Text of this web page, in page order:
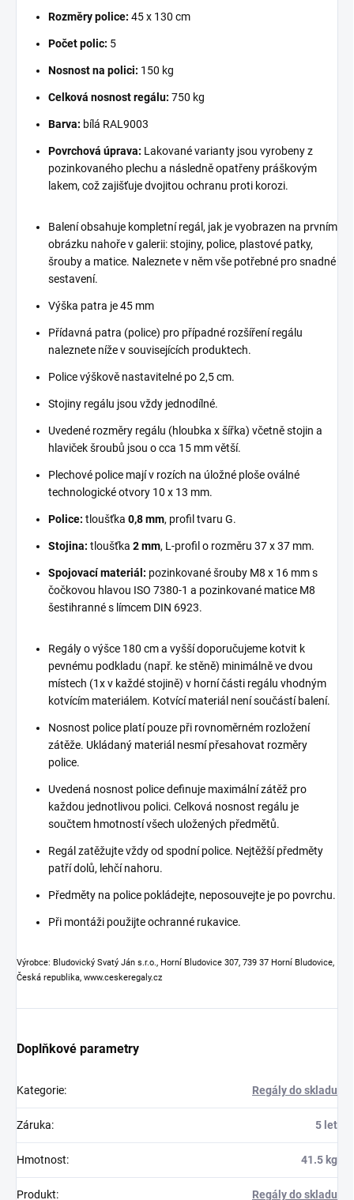
Rozměry police: 45 x 130 cm
Počet polic: 5
Nosnost na polici: 150 kg
Celková nosnost regálu: 750 kg
Barva: bílá RAL9003
Povrchová úprava: Lakované varianty jsou vyrobeny z
pozinkovaného plechu a následně opatřeny práškovým
lakem, což zajišťuje dvojitou ochranu proti korozi.
Balení obsahuje kompletní regál, jak je vyobrazen na prvním
obrázku nahoře v galerii: stojiny, police, plastové patky,
šrouby a matice. Naleznete v něm vše potřebné pro snadné
sestavení.
Výška patra je 45 mm
Přídavná patra (police) pro případné rozšíření regálu
naleznete níže v souvisejících produktech.
Police výškově nastavitelné po 2,5 cm.
Stojiny regálu jsou vždy jednodílné.
Uvedené rozměry regálu (hloubka x šířka) včetně stojin a
hlaviček šroubů jsou o cca 15 mm větší.
Plechové police mají v rozích na úložné ploše oválné
technologické otvory 10 x 13 mm.
Police: tloušťka 0,8 mm, profil tvaru G.
Stojina: tloušťka 2 mm, L-profil o rozměru 37 x 37 mm.
Spojovací materiál: pozinkované šrouby M8 x 16 mm s
čočkovou hlavou ISO 7380-1 a pozinkované matice M8
šestihranné s límcem DIN 6923.
Regály o výšce 180 cm a vyšší doporučujeme kotvit k
pevnému podkladu (např. ke stěně) minimálně ve dvou
místech (1x v každé stojině) v horní části regálu vhodným
kotvícím materiálem. Kotvící materiál není součástí balení.
Nosnost police platí pouze při rovnoměrném rozložení
zátěže. Ukládaný materiál nesmí přesahovat rozměry
police.
Uvedená nosnost police definuje maximální zátěž pro
každou jednotlivou polici. Celková nosnost regálu je
součtem hmotností všech uložených předmětů.
Regál zatěžujte vždy od spodní police. Nejtěžší předměty
patří dolů, lehčí nahoru.
Předměty na police pokládejte, neposouvejte je po povrchu.
Při montáži použijte ochranné rukavice.
Výrobce: Bludovický Svatý Ján s.r.o., Horní Bludovice 307, 739 37 Horní Bludovice,
Česká republika, www.ceskeregaly.cz
Doplňkové parametry
Kategorie: Regály do skladu
Záruka: 5 let
Hmotnost: 41.5 kg
Produkt: Regály do skladu